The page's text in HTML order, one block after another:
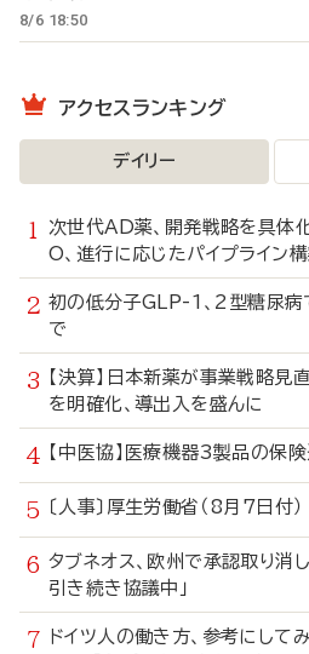
8/6 18:50
アクセスランキング
デイリー
次世代AD薬、開発戦略を具体
O、進行に応じたパイプライン
初の低分子GLP-1、2型糖尿
で
【決算】日本新薬が事業戦略
を明確化、導出入を盛んに
【中医協】医療機器3製品の
〔人事〕厚生労働省（8月7日
タブネオス、欧州で承認取り
引き続き協議中」
ドイツ人の働き方、参考にし